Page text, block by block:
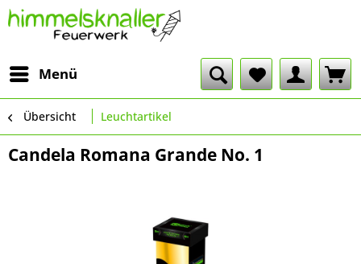
Menü
Übersicht Leuchtartikel
Candela Romana Grande No. 1